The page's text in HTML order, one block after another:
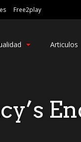
Free2play
Articulos